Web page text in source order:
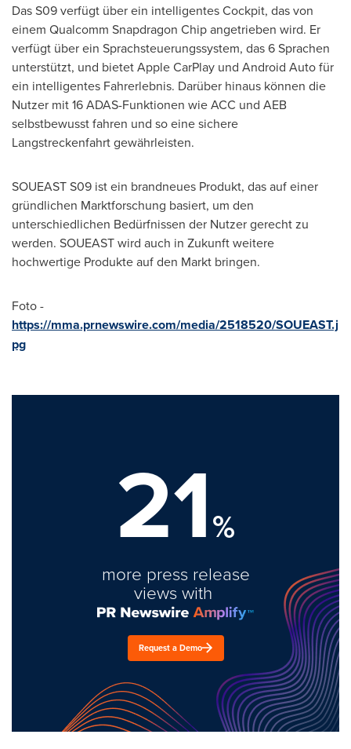
Das S09 verfügt über ein intelligentes Cockpit, das von
einem Qualcomm Snapdragon Chip angetrieben wird. Er
verfügt über ein Sprachsteuerungssystem, das 6 Sprachen
unterstützt, und bietet Apple CarPlay und Android Auto für
ein intelligentes Fahrerlebnis. Darüber hinaus können die
Nutzer mit 16 ADAS-Funktionen wie ACC und AEB
selbstbewusst fahren und so eine sichere
Langstreckenfahrt gewährleisten.
SOUEAST S09 ist ein brandneues Produkt, das auf einer
gründlichen Marktforschung basiert, um den
unterschiedlichen Bedürfnissen der Nutzer gerecht zu
werden. SOUEAST wird auch in Zukunft weitere
hochwertige Produkte auf den Markt bringen.
Foto -
https://mma.prnewswire.com/media/2518520/SOUEAST.j
pg
21%
more press release
views with
Request a Demo